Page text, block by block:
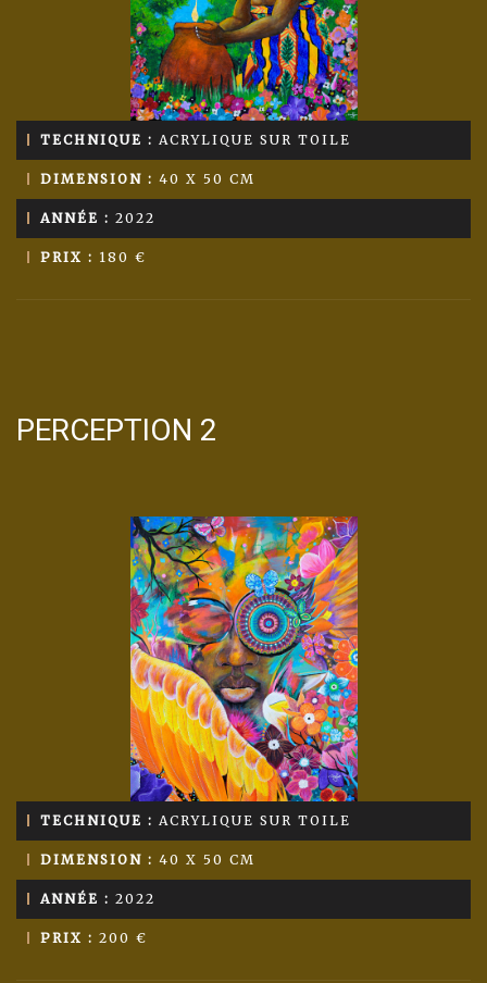
TECHNIQUE : ACRYLIQUE SUR TOILE
DIMENSION : 40 X 50 CM
ANNÉE : 2022
PRIX : 180 €
PERCEPTION 2
TECHNIQUE : ACRYLIQUE SUR TOILE
DIMENSION : 40 X 50 CM
ANNÉE : 2022
PRIX : 200 €